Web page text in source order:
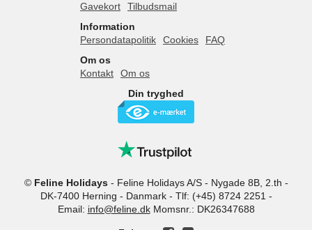
Gavekort
Tilbudsmail
Information
Persondatapolitik
Cookies
FAQ
Om os
Kontakt
Om os
Din tryghed
© Feline Holidays- Feline Holidays A/S- Nygade 8B, 2.th -
DK-7400 Herning - Danmark - Tlf: (+45) 8724 2251-
Email: info@feline.dk Momsnr.: DK26347688